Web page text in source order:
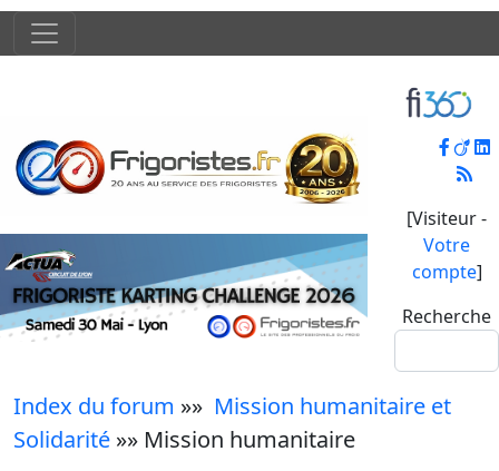
[Visiteur -
Votre
compte]
Recherche
Index du forum »» Mission humanitaire et
Solidarité »» Mission humanitaire